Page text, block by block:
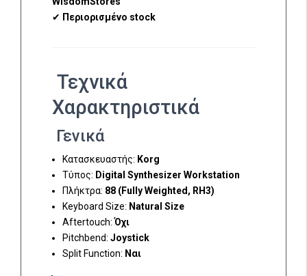
✔ Περιορισμένο stock
Τεχνικά
Χαρακτηριστικά
Γενικά
Κατασκευαστής: Korg
Τύπος: Digital Synthesizer Workstation
Πλήκτρα: 88 (Fully Weighted, RH3)
Keyboard Size: Natural Size
Aftertouch:Όχι
Pitchbend: Joystick
Split Function: Ναι